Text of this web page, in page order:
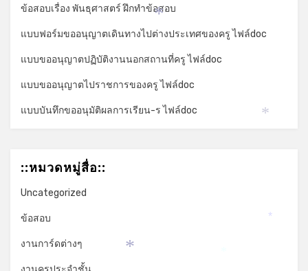
ข้อสอบเรื่อง พันธุศาสตร์ ฝึกทำข้อสอบ
แบบฟอร์มขออนุญาตเดินทางไปต่างประเทศของครู ไฟล์doc
แบบขออนุญาตปฏิบัติงานนอกสถานที่ครู ไฟล์doc
แบบขออนุญาตไปราชการของครู ไฟล์doc
แบบบันทึกขออนุมัติผลการเรียน-ร ไฟล์doc
::หมวดหมู่สื่อ::
Uncategorized
ข้อสอบ
งานการ์ดต่างๆ
*
*